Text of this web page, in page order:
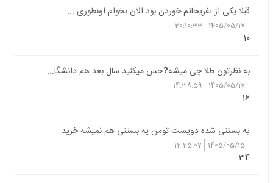
قبلا یکی از تفریحاتم خوردن بود الان بخوام اونطوری ...
1405/05/17
20:10:33
10
به نظرتون طلا چی میشه❓️حس میکنید سال بعد هم دانشگا...
1405/05/17
14:38:59
16
یه بستنی شده دویست تومن یه بستنی هم نمیشه خرید
1405/05/15
12:25:07
34